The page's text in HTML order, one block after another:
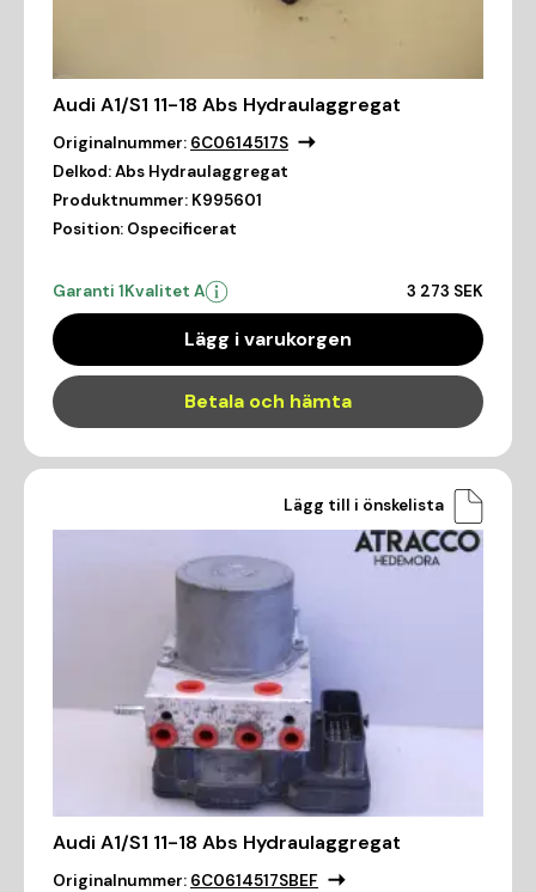
Audi A1/S1 11-18 Abs Hydraulaggregat
Originalnummer: 6C0614517S
Delkod:Abs Hydraulaggregat
Produktnummer: K995601
Position: Ospecificerat
Garanti 1Kvalitet A 3 273 SEK
Lägg i varukorgen
Betala och hämta
Lägg till i önskelista
Audi A1/S1 11-18 Abs Hydraulaggregat
Originalnummer: 6C0614517SBEF